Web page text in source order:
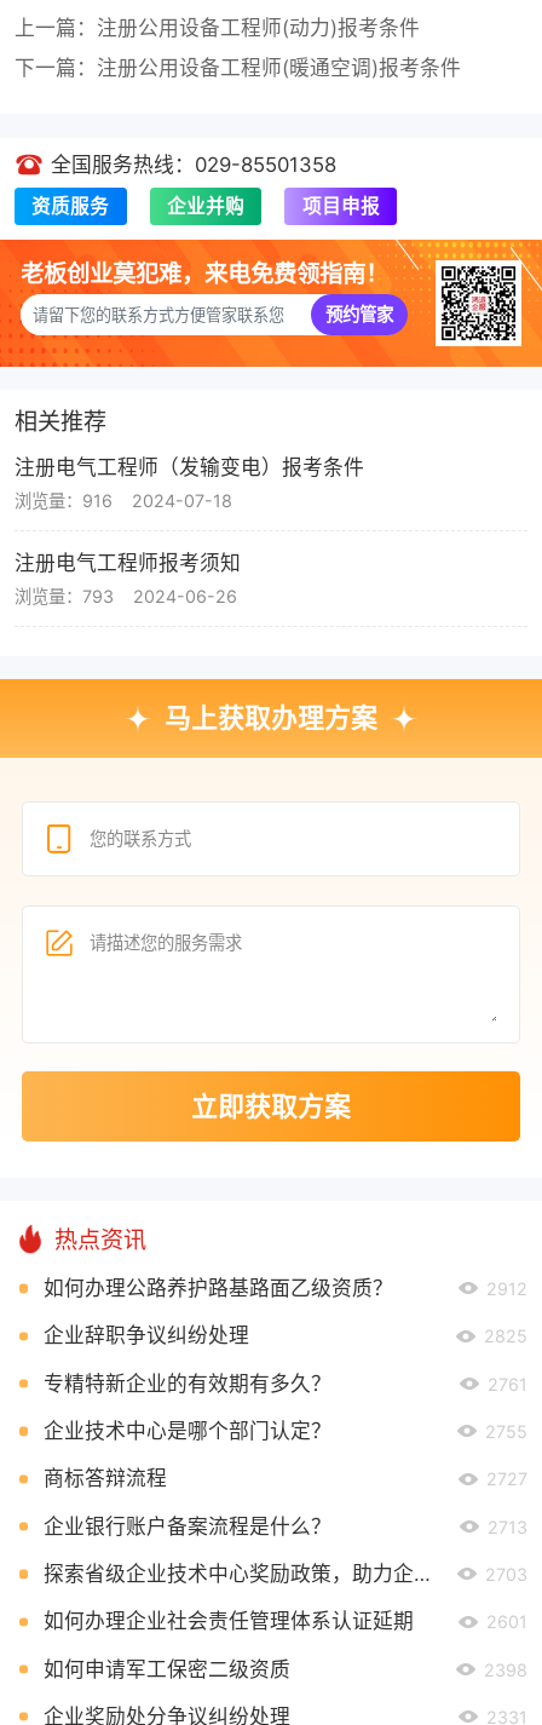
上一篇：注册公用设备工程师(动力)报考条件
下一篇：注册公用设备工程师(暖通空调)报考条件
全国服务热线：029-85501358
资质服务 企业并购 项目申报
老板创业莫犯难，来电免费领指南！
预约管家
相关推荐
注册电气工程师（发输变电）报考条件
浏览量：916 2024-07-18
注册电气工程师报考须知
浏览量：793 2024-06-26
马上获取办理方案
立即获取方案
热点资讯
如何办理公路养护路基路面乙级资质？ 2912
企业辞职争议纠纷处理 2825
专精特新企业的有效期有多久？ 2761
企业技术中心是哪个部门认定？ 2755
商标答辩流程 2727
企业银行账户备案流程是什么？ 2713
探索省级企业技术中心奖励政策，助力企业创新发展 2703
如何办理企业社会责任管理体系认证延期 2601
如何申请军工保密二级资质 2398
企业奖励处分争议纠纷处理 2331